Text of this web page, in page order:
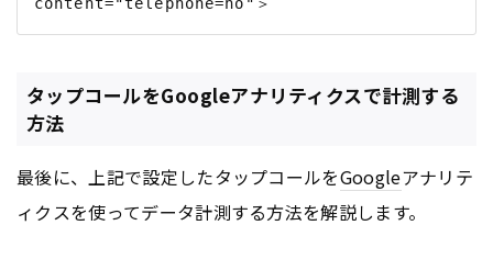
タップコールをGoogleアナリティクスで計測する
方法
最後に、上記で設定したタップコールをGoogleアナリテ
ィクスを使ってデータ計測する方法を解説します。